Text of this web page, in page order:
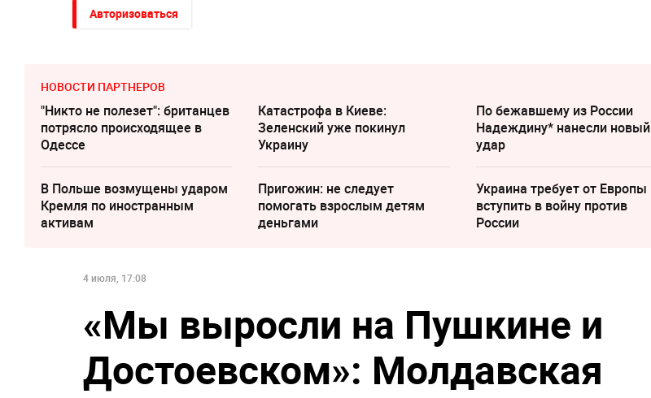
Авторизоваться
НОВОСТИ ПАРТНЕРОВ
"Никто не полезет": британцев
потрясло происходящее в
Одессе
Катастрофа в Киеве:
Зеленский уже покинул
Украину
По бежавшему из России
Надеждину* нанесли новый
удар
В Польше возмущены ударом
Кремля по иностранным
активам
Пригожин: не следует
помогать взрослым детям
деньгами
Украина требует от Европы
вступить в войну против
России
4 июля, 17:08
«Мы выросли на Пушкине и
Достоевском»: Молдавская